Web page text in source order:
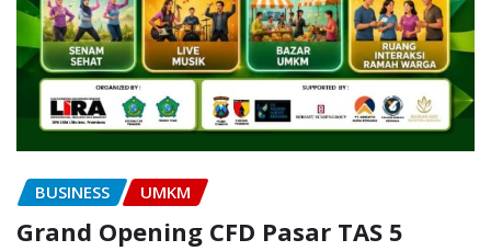
BUSINESS UMKM
Grand Opening CFD Pasar TAS 5